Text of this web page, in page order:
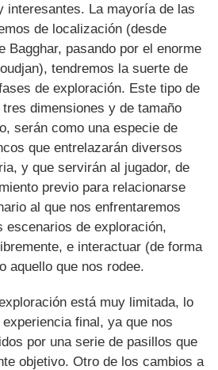
interesantes. La mayoría de las
de localización (desde
Bagghar, pasando por el enorme
tendremos la suerte de
de exploración. Este tipo de
dimensiones y de tamaño
serán como una especie de
que entrelazarán diversos
y que servirán al jugador, de
previo para relacionarse
al que nos enfrentaremos
escenarios de exploración,
e interactuar (de forma
aquello que nos rodee.
está muy limitada, lo
final, ya que nos
por una serie de pasillos que
objetivo. Otro de los cambios a